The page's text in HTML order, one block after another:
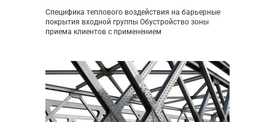
Специфика теплового воздействия на барьерные
покрытия входной группы Обустройство зоны
приема клиентов с применением